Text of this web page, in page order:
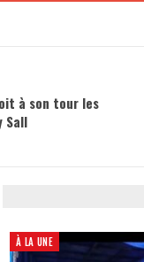
à son tour les
Sall
À LA UNE